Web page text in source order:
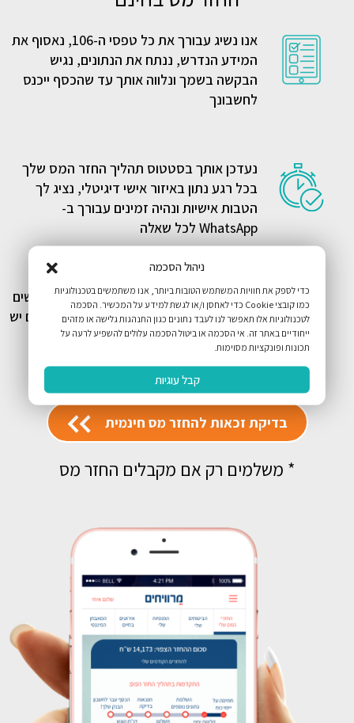
ניהול הסכמה
כדי לספק את חוויות המשתמש הטובות ביותר, אנו משתמשים בטכנולוגיות
כמו קובצי Cookie כדי לאחסן ו/או לגשת למידע על המכשיר. הסכמה
לטכנולוגיות אלו תאפשר לנו לעבד נתונים כגון התנהגות גלישה או מזהים
ייחודיים באתר זה. אי הסכמה או ביטול הסכמה עלולים להשפיע לרעה על
תכונות ופונקציות מסוימות.
קבל עוגיות
אנו נשיג עבורך את כל טפסי ה-106, נאסוף את
המידע הנדרש, ננתח את הנתונים, נגיש
הבקשה בשמך ונלווה אותך עד שהכסף ייכנס
לחשבונך
נעדכן אותך בסטטוס תהליך החזר המס שלך
בכל רגע נתון באיזור אישי דיגיטלי, נציג לך
הטבות אישיות ונהיה זמינים עבורך ב-
WhatsApp לכל שאלה
אנו בודקים את כל הנתונים שלך לפני שמגישים
למס הכנסה, ונגיש בקשה להחזר מס רק אם יש
החזר וודאי, תוך שמירה על אנונימיות מלאה
בדיקת זכאות להחזר מס חינמית
* משלמים רק אם מקבלים החזר מס